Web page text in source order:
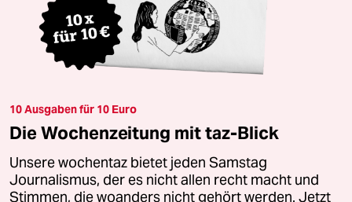
10 Ausgaben für 10 Euro
Die Wochenzeitung mit taz-Blick
Unsere wochentaz bietet jeden Samstag
Journalismus, der es nicht allen recht macht und
Stimmen, die woanders nicht gehört werden. Jetzt